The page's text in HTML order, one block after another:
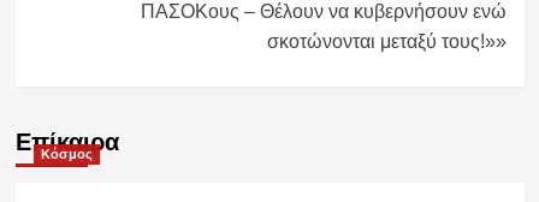
ΠΑΣΟΚους – Θέλουν να κυβερνήσουν ενώ
σκοτώνονται μεταξύ τους!»»
Επίκαιρα
Κόσμος